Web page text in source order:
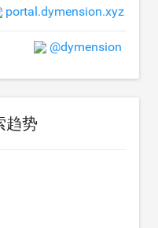
portal.dymension.xyz
@dymension
趋势